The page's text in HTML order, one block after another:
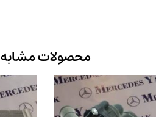
محصولات مشابه